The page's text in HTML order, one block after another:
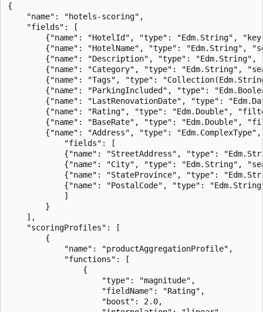
{
    "name": "hotels-scoring",
    "fields": [
{"name": "HotelId", "type": "Edm.String",
{"name": "HotelName", "type": "Edm.String",
{"name": "Description", "type":
{"name": "Category", "type": "Edm.String",
{"name": "Tags", "type":
{"name": "ParkingIncluded", "type":
{"name": "LastRenovationDate", "type":
{"name": "Rating", "type": "Edm.Double",
{"name": "BaseRate", "type": "Edm.Double",
{"name": "Address", "type":
            "fields": [
{"name": "StreetAddress", "type":
{"name": "City", "type": "Edm.String",
{"name": "StateProvince", "type":
{"name": "PostalCode", "type":
            ]
        }
    ],
    "scoringProfiles": [
        {
            "name": "productAggregationProfile",
            "functions": [
                {
                    "type": "magnitude",
                    "fieldName": "Rating",
                    "boost": 2.0,